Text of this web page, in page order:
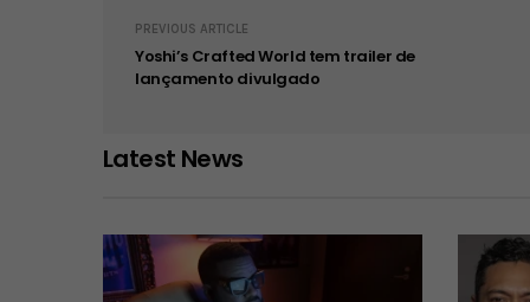
PREVIOUS ARTICLE
Yoshi’s Crafted World tem trailer de
lançamento divulgado
Latest News